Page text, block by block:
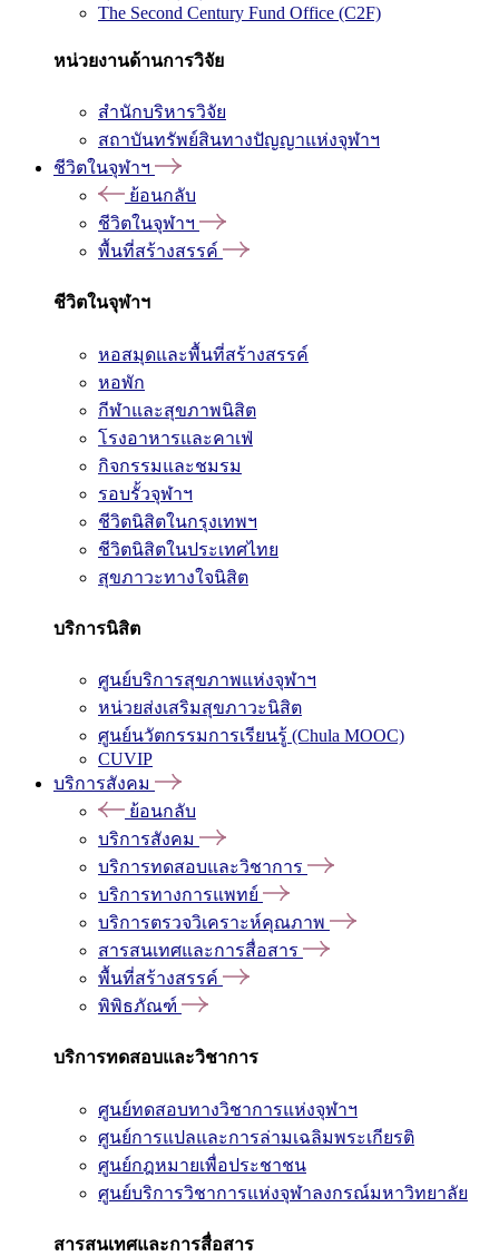
The Second Century Fund Office (C2F)
หน่วยงานด้านการวิจัย
สำนักบริหารวิจัย
สถาบันทรัพย์สินทางปัญญาแห่งจุฬาฯ
ชีวิตในจุฬาฯ
ย้อนกลับ
ชีวิตในจุฬาฯ
พื้นที่สร้างสรรค์
ชีวิตในจุฬาฯ
หอสมุดและพื้นที่สร้างสรรค์
หอพัก
กีฬาและสุขภาพนิสิต
โรงอาหารและคาเฟ่
กิจกรรมและชมรม
รอบรั้วจุฬาฯ
ชีวิตนิสิตในกรุงเทพฯ
ชีวิตนิสิตในประเทศไทย
สุขภาวะทางใจนิสิต
บริการนิสิต
ศูนย์บริการสุขภาพแห่งจุฬาฯ
หน่วยส่งเสริมสุขภาวะนิสิต
ศูนย์นวัตกรรมการเรียนรู้ (Chula MOOC)
CUVIP
บริการสังคม
ย้อนกลับ
บริการสังคม
บริการทดสอบและวิชาการ
บริการทางการแพทย์
บริการตรวจวิเคราะห์คุณภาพ
สารสนเทศและการสื่อสาร
พื้นที่สร้างสรรค์
พิพิธภัณฑ์
บริการทดสอบและวิชาการ
ศูนย์ทดสอบทางวิชาการแห่งจุฬาฯ
ศูนย์การแปลและการล่ามเฉลิมพระเกียรติ
ศูนย์กฎหมายเพื่อประชาชน
ศูนย์บริการวิชาการแห่งจุฬาลงกรณ์มหาวิทยาลัย
สารสนเทศและการสื่อสาร